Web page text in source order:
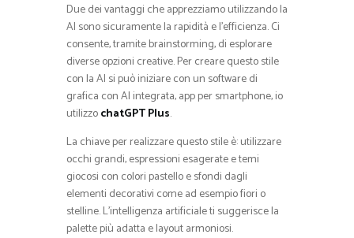
Due dei vantaggi che apprezziamo utilizzando la
AI sono sicuramente la rapidità e l’efficienza. Ci
consente, tramite brainstorming, di esplorare
diverse opzioni creative. Per creare questo stile
con la AI si può iniziare con un software di
grafica con AI integrata, app per smartphone, io
utilizzochatGPT Plus.
La chiave per realizzare questo stile è: utilizzare
occhi grandi, espressioni esagerate e temi
giocosi con colori pastello e sfondi dagli
elementi decorativi come ad esempio fiori o
stelline. L’intelligenza artificiale ti suggerisce la
palette più adatta e layout armoniosi.